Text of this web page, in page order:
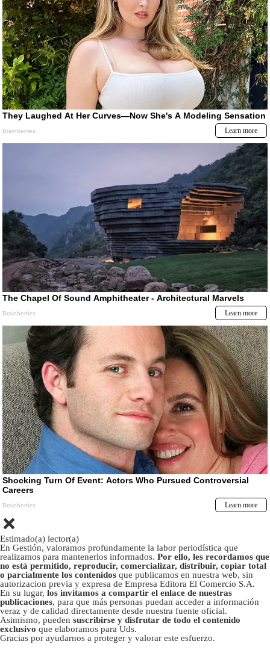
Estimado(a) lector(a)
En Gestión, valoramos profundamente la labor periodística que
realizamos para mantenerlos informados. Por ello, les recordamos que
no está permitido, reproducir, comercializar, distribuir, copiar total
o parcialmente los contenidos que publicamos en nuestra web, sin
autorizacion previa y expresa de Empresa Editora El Comercio S.A.
En su lugar, los invitamos a compartir el enlace de nuestras
publicaciones, para que más personas puedan acceder a información
veraz y de calidad directamente desde nuestra fuente oficial.
Asimismo, pueden suscribirse y disfrutar de todo el contenido
exclusivo que elaboramos para Uds.
Gracias por ayudarnos a proteger y valorar este esfuerzo.